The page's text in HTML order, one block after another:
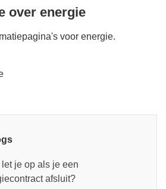
over energie
voor energie.
let je op als je een
afsluit?